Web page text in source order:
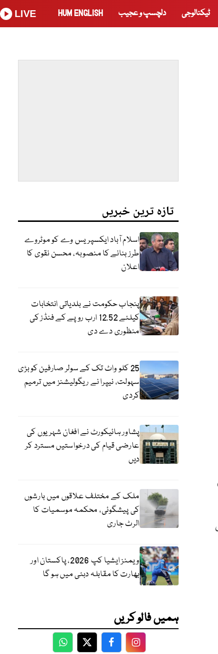
ٹیکنالوجی دلچسپ و عجیب HUM ENGLISH
LIVE
تازہ ترین خبریں
اسلام آباد ایکسپریس وے کو موٹروے
طرز بنانے کا منصوبہ، محسن نقوی کا
اعلان
پنجاب حکومت نے بلدیاتی انتخابات
کیلئے 12.52 ارب روپے کے فنڈز کی
منظوری دے دی
25 کلو واٹ تک کے سولر صارفین کو بڑی
سہولت، نیپرا نے ریگولیشنز میں ترمیم
کردی
پشاور ہائیکورٹ نے افغان شہریوں کی
عارضی قیام کی درخواستیں مسترد کر
دیں
ملک کے مختلف علاقوں میں بارشوں
کی پیشگوئی، محکمہ موسمیات کا
الرٹ جاری
ویمنز ایشیا کپ 2026، پاکستان اور
بھارت کا مقابلہ دبئی میں ہو گا
ہمیں فالو کریں
WhatsApp
TwitterFacebookFacebook